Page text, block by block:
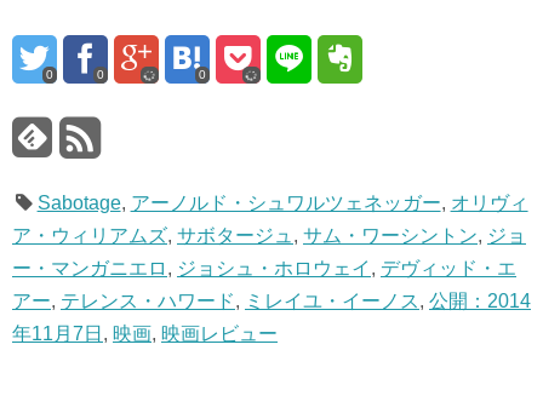
0 0 0
Sabotage, アーノルド・シュワルツェネッガー, オリヴィ
ア・ウィリアムズ, サボタージュ , サム・ワーシントン, ジョ
ー・マンガニエロ , ジョシュ・ホロウェイ , デヴィッド・エ
アー, テレンス・ハワード, ミレイユ・イーノス, 公開：2014
年11月7日 , 映画, 映画レビュー